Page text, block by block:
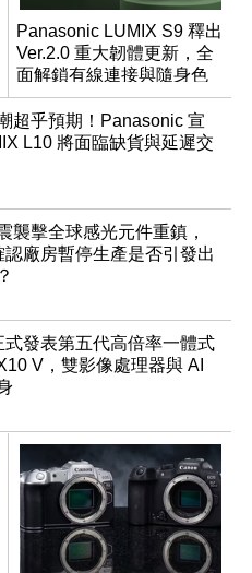
Panasonic LUMIX S9 釋出
Ver.2.0 重大韌體更新，全
面解鎖有線連接與隨身色
調編輯
超乎預期！Panasonic 宣
L10 將面臨缺貨與延遲交
襲擊全球感光元件重鎮，
認廠房暫停生產是否引發出
式發表第五代高倍率一體式
V，雙影像處理器與 AI